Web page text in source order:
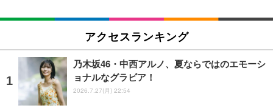
アクセスランキング
乃木坂46・中西アルノ、夏ならではのエモーシ
ョナルなグラビア！
2026.7.27(月) 22:54